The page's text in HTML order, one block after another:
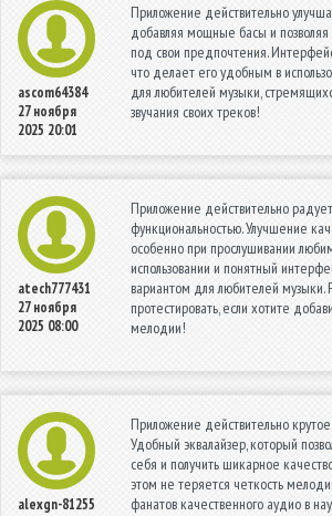
ascom64384
27 ноября
2025 20:01
Приложение действительно
добавляя мощные басы и позволяя
под свои предпочтения.
что делает его удобным в
для любителей музыки,
звучания своих треков!
atech777431
27 ноября
2025 08:00
Приложение действительно
функциональностью. Улучшение
особенно при прослушивании
использовании и понятный
вариантом для любителей
протестировать, если хотите
мелодии!
alexgn-81255
Приложение действительно
Удобный эквалайзер, который
себя и получить шикарное
этом не теряется четкость
фанатов качественного аудио в